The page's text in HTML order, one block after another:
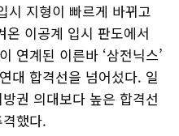
시 지형이 빠르게 바뀌고
이공계 입시 판도에서
연계된 이른바 ‘삼전닉스’
대 합격선을 넘어섰다. 일
권 의대보다 높은 합격선
했다.